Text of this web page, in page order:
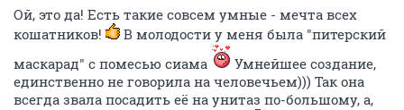
Ой, это да! Есть такие совсем умные - мечта всех
кошатников!
В молодости у меня была "питерский
маскарад" с помесью сиама
Умнейшее создание,
единственно не говорила на человечьем))) Так она
всегда звала посадить её на унитаз по-большому, а,